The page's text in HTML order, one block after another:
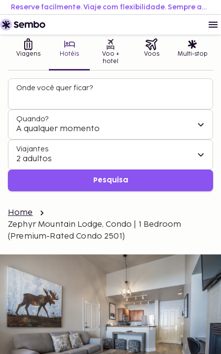
Reserve facilmente. Viaje com flexibilidade. Sempre ao melhor preço.
Viagens Hotéis
Voo +
hotel
Voos Multi-stop
Onde você quer ficar?
Quando?
A qualquer momento
Viajantes
2 adultos
Pesquisa
Home
Zephyr Mountain Lodge, Condo | 1 Bedroom
(Premium-Rated Condo 2501)